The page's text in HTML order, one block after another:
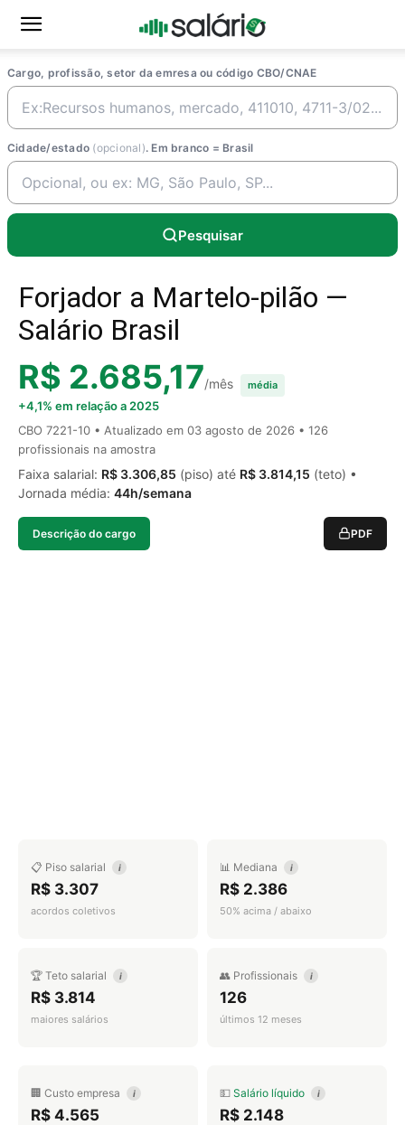
Cargo, profissão, setor da emresa ou código CBO/CNAE
Cidade/estado (opcional). Em branco = Brasil
Pesquisar
Forjador a Martelo-pilão —
Salário Brasil
R$ 2.685,17/mês média
+4,1% em relação a 2025
CBO 7221-10 • Atualizado em 03 agosto de 2026 • 126
profissionais na amostra
Faixa salarial: R$ 3.306,85 (piso) até R$ 3.814,15 (teto) •
Jornada média: 44h/semana
Descrição do cargo PDF
📋 Piso salarial i
R$ 3.307
acordos coletivos
📊 Mediana i
R$ 2.386
50% acima / abaixo
🏆 Teto salarial i
R$ 3.814
maiores salários
👥 Profissionais i
126
últimos 12 meses
🏢 Custo empresa i
R$ 4.565
💵 Salário líquido i
R$ 2.148